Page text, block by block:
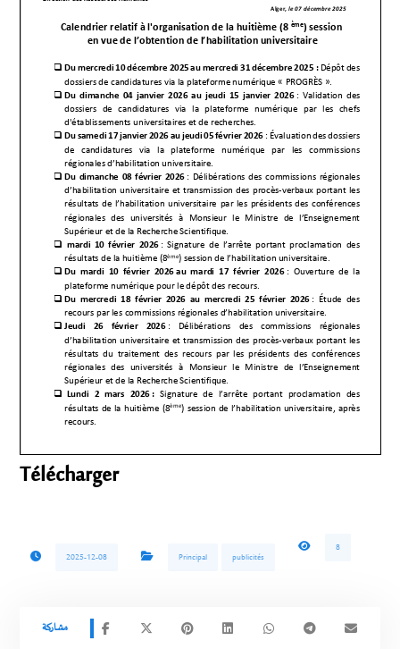
Télécharger
2025-12-08 Principal publicités
8